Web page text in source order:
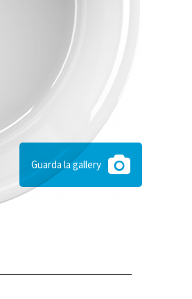
Guarda la gallery